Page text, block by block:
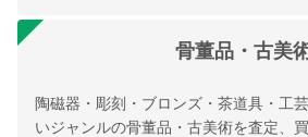
骨董品・古美
陶磁器・彫刻・ブロンズ・茶道具・工
いジャンルの骨董品・古美術を査定、